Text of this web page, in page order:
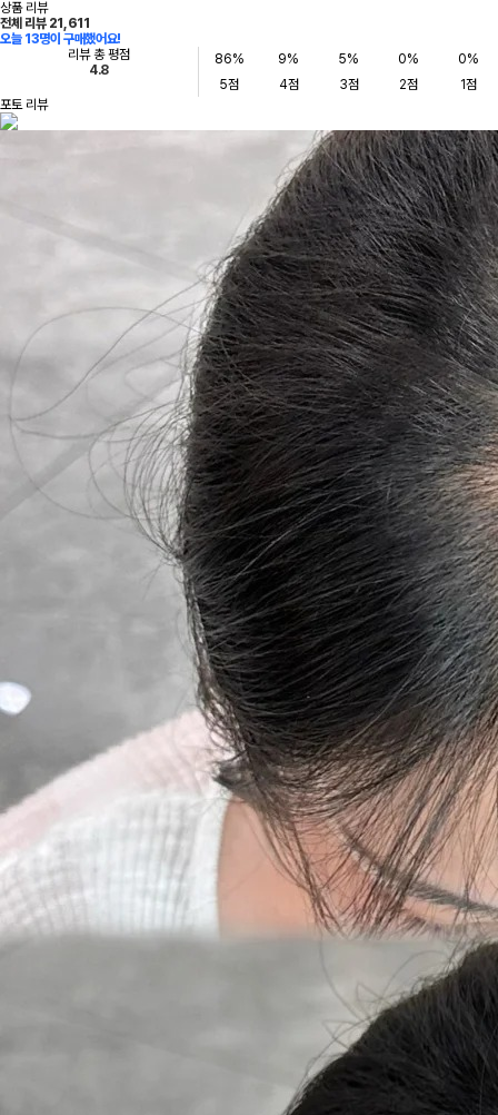
상품 리뷰
전체 리뷰 21,611
오늘 13명이구매했어요!
리뷰 총 평점
4.8
86% 9% 5% 0%
0%
5점
4점 3점 2점
1점
포토 리뷰